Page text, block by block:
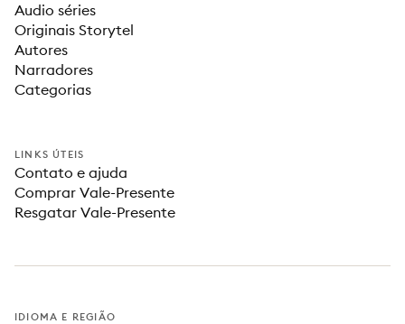
Audio séries
Originais Storytel
Autores
Narradores
Categorias
LINKS ÚTEIS
Contato e ajuda
Comprar Vale-Presente
Resgatar Vale-Presente
IDIOMA E REGIÃO